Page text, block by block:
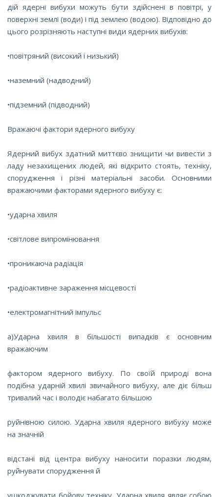
дій ядерні вибухи можуть бути здійснені в повітрі, у
поверхні землі (води) і під землею (водою). Відповідно до
цього розрізняють наступні види ядерних вибухів:
•повітряний (високий і низький)
•наземний (надводний)
•підземний (підводний)
Вражаючі фактори ядерного вибуху
Ядерний вибух здатний миттєво знищити чи вивести з
ладу незахищених людей, які відкрито стоять, техніку,
спорудження і різні матеріальні засоби. Основними
вражаючими факторами ядерного вибуху є:
•ударна хвиля
•світлове випромінювання
•проникаюча радіація
•радіоактивне зараження місцевості
•електромагнітний імпульс
а)Ударна хвиля в більшості випадків є основним
вражаючим
фактором ядерного вибуху. По своїй природі вона
подібна ударній хвилі звичайного вибуху, але діє більш
тривалий час і володіє набагато більшою
руйнівною силою. Ударна хвиля ядерного вибуху може
на значній
відстані від центра вибуху наносити поразки людям,
руйнувати спорудження й
ушкоджувати бойову техніку. Ударна хвиля являє собою